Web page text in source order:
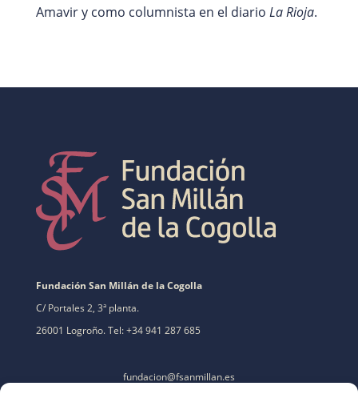
Amavir y como columnista en el diario La Rioja.
Fundación San Millán de la Cogolla
C/ Portales 2, 3ª planta.
26001 Logroño. Tel: +34 941 287 685
fundacion@fsanmillan.es